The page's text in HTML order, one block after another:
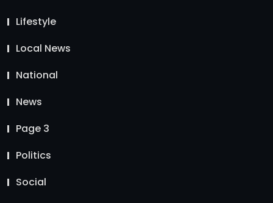
Lifestyle
Local News
National
News
Page 3
Politics
Social